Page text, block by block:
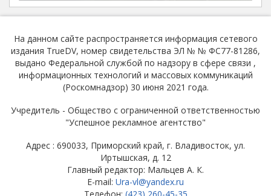
На данном сайте распространяется информация сетевого
издания TrueDV, номер свидетельства ЭЛ № № ФС77-81286,
выдано Федеральной службой по надзору в сфере связи ,
информационных технологий и массовых коммуникаций
(Роскомнадзор) 30 июня 2021 года.
Учредитель - Общество с ограниченной ответственностью
"Успешное рекламное агентство"
Адрес : 690033, Приморский край, г. Владивосток, ул.
Иртышская, д. 12
Главный редактор: Мальцев А. К.
E-mail: Ura-vl@yandex.ru